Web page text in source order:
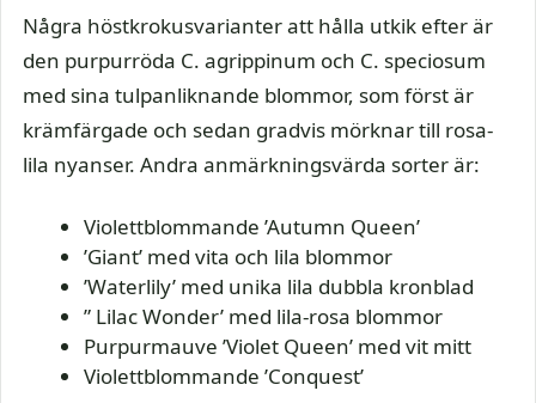
Några höstkrokusvarianter att hålla utkik efter är
den purpurröda C. agrippinum och C. speciosum
med sina tulpanliknande blommor, som först är
krämfärgade och sedan gradvis mörknar till rosa-
lila nyanser. Andra anmärkningsvärda sorter är:
Violettblommande ’Autumn Queen’
’Giant’ med vita och lila blommor
’Waterlily’ med unika lila dubbla kronblad
” Lilac Wonder’ med lila-rosa blommor
Purpurmauve ’Violet Queen’ med vit mitt
Violettblommande ’Conquest’